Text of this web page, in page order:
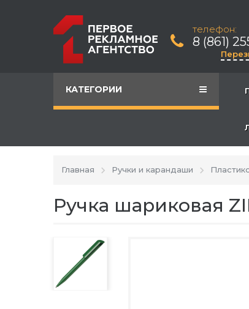
телефон:
8 (861)
КАТЕГОРИИ
Главная Ручки и карандаши
Ручка шариковая